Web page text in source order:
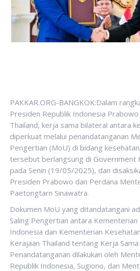
PAKKAR.ORG-BANGKOK:Dalam
Presiden Republik Indonesia Prabowo
Thailand, kerja sama bilateral antara
diperkuat melalui penandatanganan
Pengertian (MoU) di bidang
tersebut berlangsung di Government
pada Senin (19/05/2025), dan
Presiden Prabowo dan Perdana
Paetongtarn Sinawatra.
Dokumen MoU yang ditandatangani
Saling Pengertian antara
Indonesia dan Kementerian
Kerajaan Thailand tentang Kerja
Penandatanganan dilakukan oleh
Republik Indonesia, Sugiono, dan